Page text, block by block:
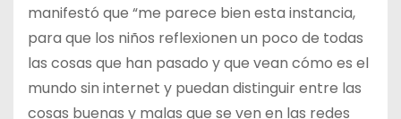
manifestó que “me parece bien esta instancia,
para que los niños reflexionen un poco de todas
las cosas que han pasado y que vean cómo es el
mundo sin internet y puedan distinguir entre las
cosas buenas y malas que se ven en las redes